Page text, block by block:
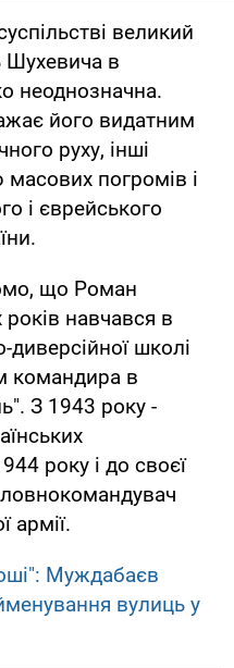
великий
Шухевича в
неоднозначна.
його видатним
руху, інші
погромів і
і єврейського
що Роман
навчався в
диверсійної школі
командира в
З 1943 року -
року і до своєї
армії.
Муждабаєв
вулиць у